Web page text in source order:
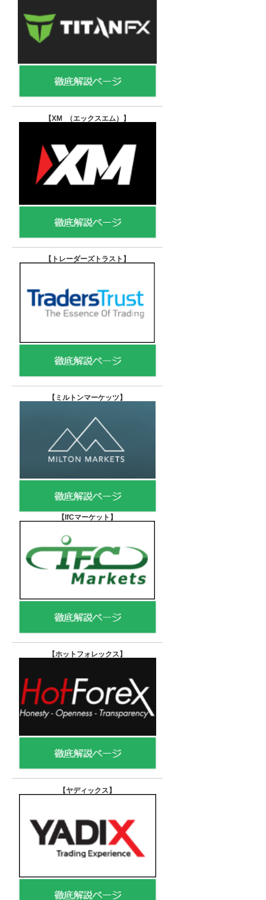
【XM （エックスエム） 】
【トレーダーズトラスト 】
【 ミルトンマーケッツ】
【IfCマーケット 】
【ホットフォレックス】
【ヤディックス】